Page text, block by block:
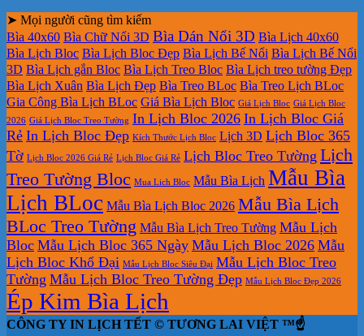
➤ Mọi người cũng tìm kiếm
Bìa 40x60 Bìa Chữ Nổi 3D Bìa Dán Nổi 3D Bìa Lịch 40x60
Bìa Lịch Bloc Bìa Lịch Bloc Đẹp Bìa Lịch Bế Nổi Bìa Lịch Bế Nổi
3D Bìa Lịch gắn Bloc Bìa Lịch Treo Bloc Bìa Lịch treo tường Đẹp
Bìa Lịch Xuân Bìa Lịch Đẹp Bìa Treo BLoc Bìa Treo Lịch BLoc
Gia Công Bìa Lịch BLoc Giá Bìa Lịch Bloc Giá Lịch Bloc Giá Lịch Bloc
2026 Giá Lịch Bloc Treo Tường In Lịch Bloc 2026 In Lịch Bloc Giá
Rẻ In Lịch Bloc Đẹp Kích Thước Lịch Bloc Lịch 3D Lịch Bloc 365
Tờ Lịch Bloc 2026 Giá Rẻ Lịch Bloc Giá Rẻ Lịch Bloc Treo Tường Lịch
Treo Tường Bloc Mua Lich Bloc Mẫu Bìa Lịch Mẫu Bìa
Lịch BLoc Mẫu Bìa Lịch Bloc 2026 Mẫu Bìa Lịch
BLoc Treo Tường Mẫu Bìa Lịch Treo Tường Mẫu Lịch
Bloc Mẫu Lịch Bloc 365 Ngày Mẫu Lịch Bloc 2026 Mẫu
Lịch Bloc Khổ Đại Mẫu Lịch Bloc Siêu Đại Mẫu Lịch Bloc Treo
Tường Mẫu Lịch Bloc Treo Tường Đẹp Mẫu Lịch Bloc Đẹp 2026
Ép Kim Bìa Lịch
CÔNG TY IN LỊCH TẾT © TƯƠNG LAI VIỆT ™☝️